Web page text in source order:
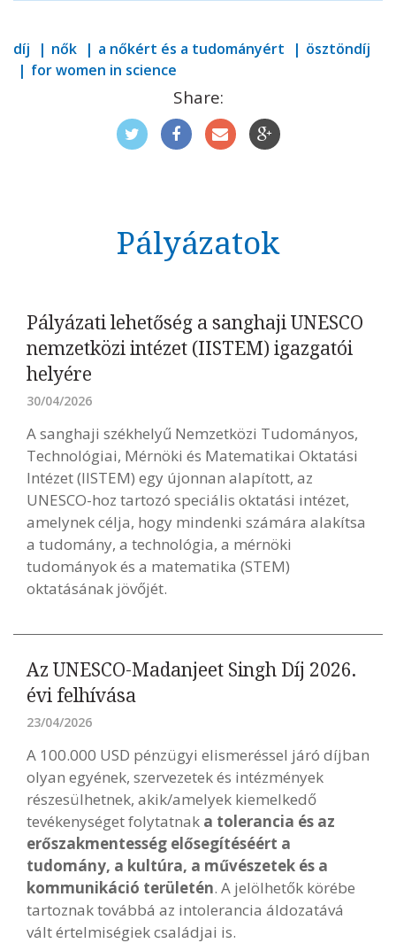
díj nők a nőkért és a tudományért
ösztöndíj
for women in science
Share:
Pályázatok
Pályázati lehetőség a sanghaji UNESCO
nemzetközi intézet (IISTEM) igazgatói
helyére
30/04/2026
A sanghaji székhelyű Nemzetközi Tudományos,
Technológiai, Mérnöki és Matematikai Oktatási
Intézet (IISTEM) egy újonnan alapított, az
UNESCO-hoz tartozó speciális oktatási intézet,
amelynek célja, hogy mindenki számára alakítsa
a tudomány, a technológia, a mérnöki
tudományok és a matematika (STEM)
oktatásának jövőjét.
Az UNESCO-Madanjeet Singh Díj 2026.
évi felhívása
23/04/2026
A 100.000 USD pénzügyi elismeréssel járó díjban
olyan egyének, szervezetek és intézmények
részesülhetnek, akik/amelyek kiemelkedő
tevékenységet folytatnak a tolerancia és az
erőszakmentesség elősegítéséért a
tudomány, a kultúra, a művészetek és a
kommunikáció területén. A jelölhetők körébe
tartoznak továbbá az intolerancia áldozatává
vált értelmiségiek családjai is.